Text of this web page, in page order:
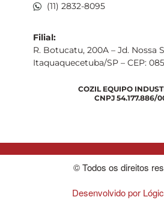
(11) 2832-8095
Filial:
R. Botucatu, 200A – Jd. Nossa
Itaquaquecetuba/SP – CEP:
COZIL EQUIPO
CNPJ 54.177.886/
© Todos os direitos
Desenvolvido por